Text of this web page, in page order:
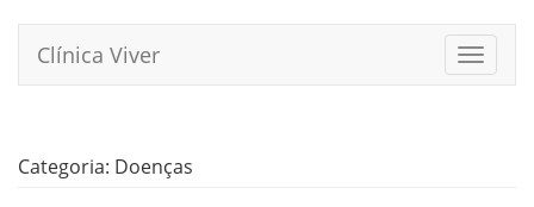
Pular
para
o
conteúdo
Clínica Viver
Categoria: Doenças